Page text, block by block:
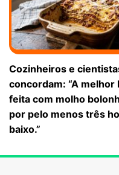
Cozinheiros e
concordam: “A melhor
feita com molho
por pelo menos três
baixo.”